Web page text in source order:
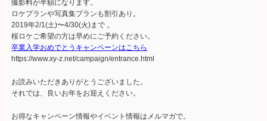
撮影料が半額になります。
ロケプランや写真集プランも割引あり。
2019年2/1(土)〜4/30(火)まで 。
桜ロケご希望の方は早めにご予約ください。
卒業入学おめでとうキャンペーンはこちら
https://www.xy-z.net/campaign/entrance.html
お読みいただきありがとうございました。
それでは、良いお年をお迎えください。
お得なキャンペーン情報やイベント情報はメルマガで。